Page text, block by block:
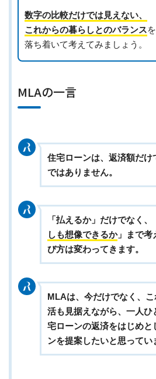
数字の比較だけでは見えない、
これからの暮らしとのバランスを
落ち着いて考えてみましょう。
MLAの一言
住宅ローンは、返済額だけ
ではありません。
「払えるか」だけでなく、
しも想像できるか」まで考
び方は変わってきます。
MLAは、今だけでなく、
活も見据えながら、一人ひ
宅ローンの返済をはじめと
ンを提案したいと思ってい